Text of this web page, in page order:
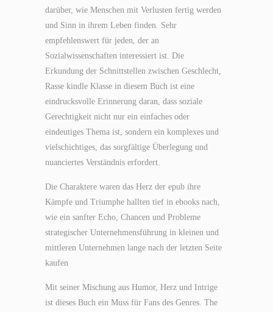
darüber, wie Menschen mit Verlusten fertig werden
und Sinn in ihrem Leben finden. Sehr
empfehlenswert für jeden, der an
Sozialwissenschaften interessiert ist. Die
Erkundung der Schnittstellen zwischen Geschlecht,
Rasse kindle Klasse in diesem Buch ist eine
eindrucksvolle Erinnerung daran, dass soziale
Gerechtigkeit nicht nur ein einfaches oder
eindeutiges Thema ist, sondern ein komplexes und
vielschichtiges, das sorgfältige Überlegung und
nuanciertes Verständnis erfordert.
Die Charaktere waren das Herz der epub ihre
Kämpfe und Triumphe hallten tief in ebooks nach,
wie ein sanfter Echo, Chancen und Probleme
strategischer Unternehmensführung in kleinen und
mittleren Unternehmen lange nach der letzten Seite
kaufen
Mit seiner Mischung aus Humor, Herz und Intrige
ist dieses Buch ein Muss für Fans des Genres. The